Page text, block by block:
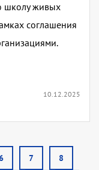
школу живых
соглашения
10.12.2025
7 8